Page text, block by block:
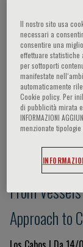
Nessun topic
From
Approach to
Il nostro sito usa
necessari a
consentire una
effettuare statistiche
per sottoporti
manifestate
automaticamente
Cookie policy. Per
di pubblicità mirata
INFORMAZIONI
menzionate tipologie